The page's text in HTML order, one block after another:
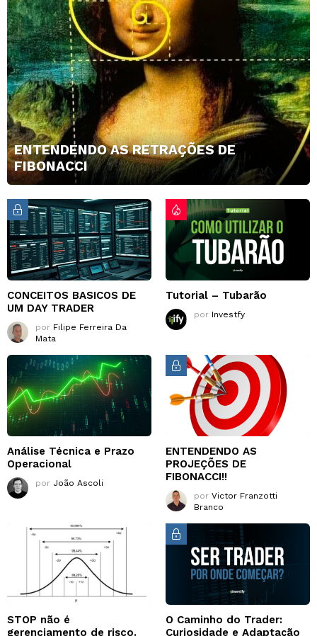
ENTENDENDO AS RETRAÇÕES DE
FIBONACCI
CONCEITOS BASICOS DE
UM DAY TRADER
por Filipe Ferreira Da
Mata
Tutorial – Tubarão
por Investfy
Análise Técnica e Prazo
Operacional
por João Ascoli
ENTENDENDO AS
PROJEÇÕES DE
FIBONACCI!!
por Victor Franzotti
Branco
STOP não é
gerenciamento de risco.
O Caminho do Trader:
Curiosidade e Adaptação